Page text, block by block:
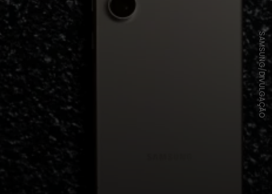
SAMSUNG/DIVULGAÇÃO